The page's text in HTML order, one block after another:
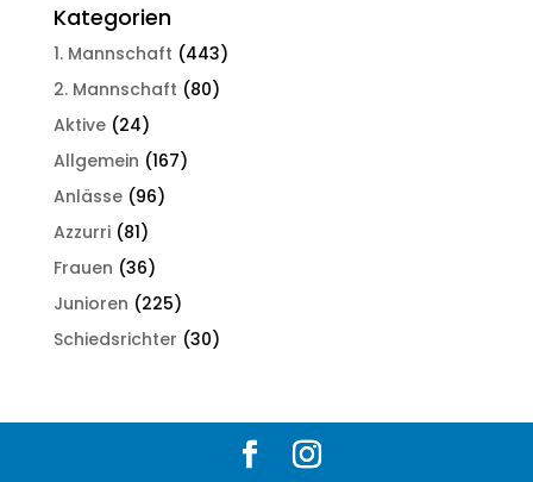
Kategorien
1. Mannschaft (443)
2. Mannschaft (80)
Aktive(24)
Allgemein (167)
Anlässe(96)
Azzurri(81)
Frauen (36)
Junioren (225)
Schiedsrichter (30)